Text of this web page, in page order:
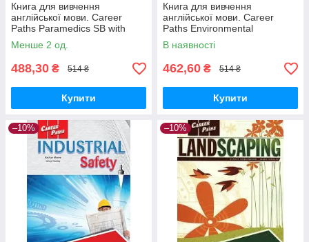
Книга для вивчення
англійської мови. Career
Paths Paramedics SB with
Digibooks
Менше 2 од.
488,30 ₴ 514 ₴
Купити
Книга для вивчення
англійської мови. Career
Paths Environmental
Engineering Students Book
В наявності
462,60 ₴ 514 ₴
Купити
–10% –10%